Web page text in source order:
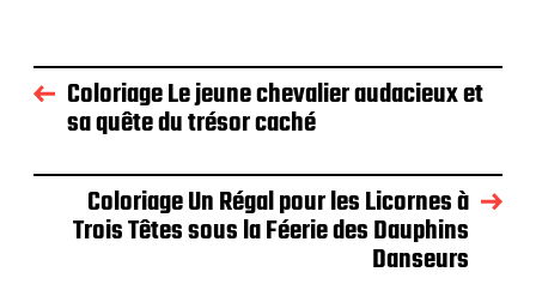
Coloriage Le jeune chevalier audacieux et
sa quête du trésor caché
Coloriage Un Régal pour les Licornes à
Trois Têtes sous la Féerie des Dauphins
Danseurs